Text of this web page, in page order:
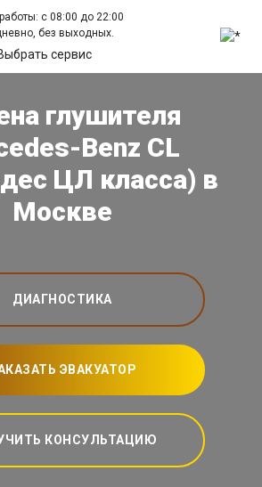
с 08:00 до 22:00
без выходных.
сервис
глушителя
Benz CL
ЦЛ класса) в
Москве
ДИАГНОСТИКА
ЭВАКУАТОР
КОНСУЛЬТАЦИЮ